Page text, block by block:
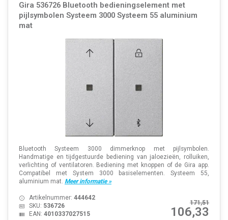
Gira 536726 Bluetooth bedieningselement met
pijlsymbolen Systeem 3000 Systeem 55 aluminium
mat
Bluetooth Systeem 3000 dimmerknop met pijlsymbolen.
Handmatige en tijdgestuurde bediening van jaloezieën, rolluiken,
verlichting of ventilatoren. Bediening met knoppen of de Gira app.
Compatibel met System 3000 basiselementen. Systeem 55,
aluminium mat. Meer informatie »
171,51
106,33
Artikelnummer: 444642
SKU: 536726
EAN: 4010337027515